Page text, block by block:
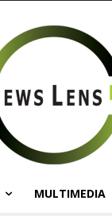
MULTIMEDIA